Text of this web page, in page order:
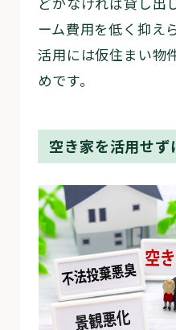
ーム費用を低く抑え
活用には仮住まい物
めです。
空き家を活用せず